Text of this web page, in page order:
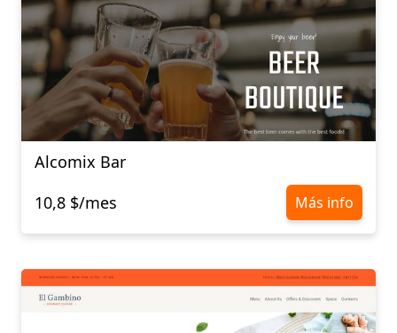
Alcomix Bar
10,8 $/mes
Más info